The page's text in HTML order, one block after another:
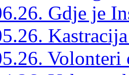
Gdje je
Volonteri